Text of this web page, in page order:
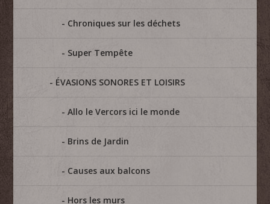
Chroniques sur les déchets
Super Tempête
ÉVASIONS SONORES ET LOISIRS
Allo le Vercors ici le monde
Brins de Jardin
Causes aux balcons
Hors les murs